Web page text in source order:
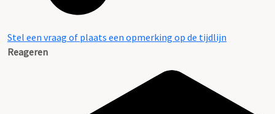
Stel een vraag of plaats een opmerking op de tijdlijn
Reageren